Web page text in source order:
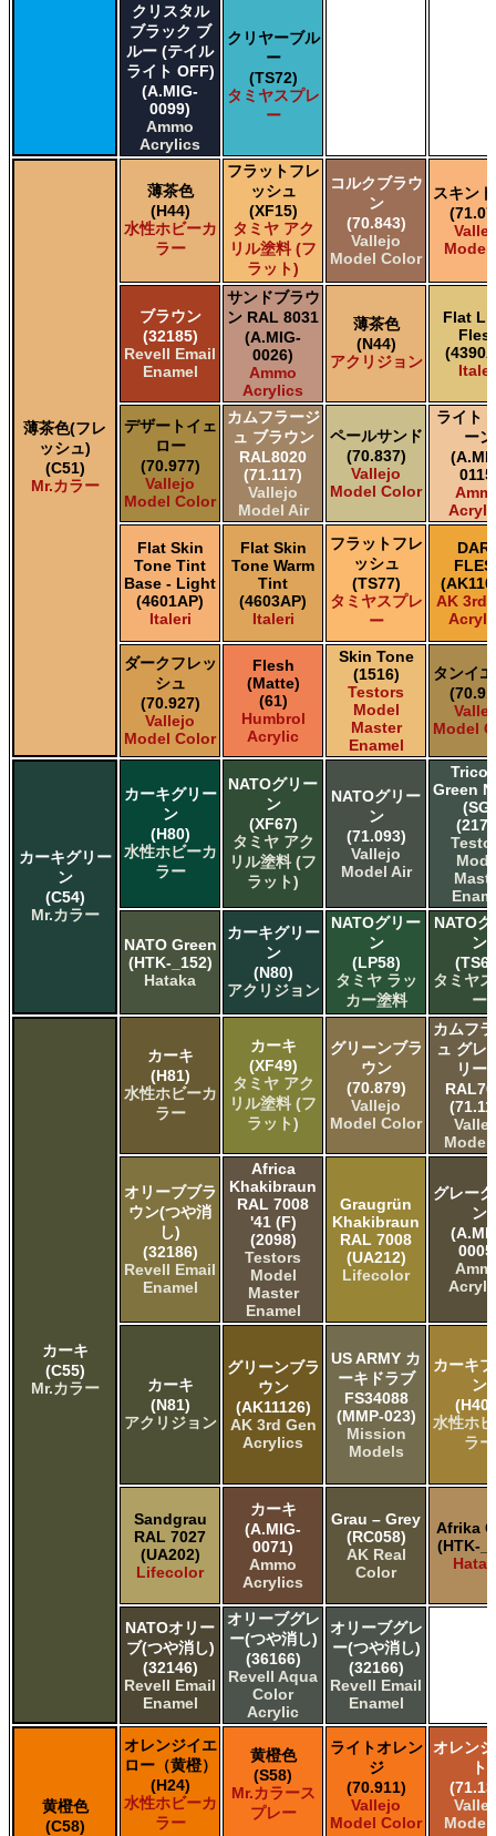
クリスタル
ブラック ブ
ルー (テイル
ライト OFF)
(A.MIG-
0099)
Ammo
Acrylics
クリヤーブル
ー
(TS72)
タミヤスプレ
ー
薄茶色(フレ
ッシュ)
(C51)
Mr.カラー
薄茶色
(H44)
水性ホビーカ
ラー
フラットフレ
ッシュ
(XF15)
タミヤ アク
リル塗料 (フ
ラット)
コルクブラウ
ン
(70.843)
Vallejo
Model Color
スキン
Model
ブラウン
(32185)
Revell Email
Enamel
サンドブラウ
ン RAL 8031
(A.MIG-
0026)
Ammo
Acrylics
薄茶色
(N44)
アクリジョン
Flat
デザートイェ
ロー
(70.977)
Vallejo
Model Color
カムフラージ
ュ ブラウン
RAL8020
(71.117)
Vallejo
Model Air
ペールサンド
(70.837)
Vallejo
Model Color
ライト
ーン
Flat Skin
Tone Tint
Base - Light
(4601AP)
Italeri
Flat Skin
Tone Warm
Tint
(4603AP)
Italeri
フラットフレ
ッシュ
(TS77)
タミヤスプレ
ー
AK 3rd
ダークフレッ
シュ
(70.927)
Vallejo
Model Color
Flesh
(Matte)
(61)
Humbrol
Acrylic
Skin Tone
(1516)
Testors
Model
Master
Enamel
タンイ
Model
カーキグリー
ン
(C54)
Mr.カラー
カーキグリー
ン
(H80)
水性ホビーカ
ラー
NATOグリー
ン
(XF67)
タミヤ アク
リル塗料 (フ
ラット)
NATOグリー
ン
(71.093)
Vallejo
Model Air
Green
(SG)
NATO Green
(HTK-_152)
Hataka
カーキグリー
ン
(N80)
アクリジョン
NATOグリー
ン
(LP58)
タミヤ ラッ
カー塗料
NATO
ン
タミヤ
ー
カーキ
(C55)
Mr.カラー
カーキ
(H81)
水性ホビーカ
ラー
カーキ
(XF49)
タミヤ アク
リル塗料 (フ
ラット)
グリーンブラ
ウン
(70.879)
Vallejo
Model Color
カムフ
ュ グレ
リー
Model
オリーブブラ
ウン(つや消
し)
(32186)
Revell Email
Enamel
Africa
Khakibraun
RAL 7008
'41 (F)
(2098)
Testors
Model
Master
Enamel
Graugrün
Khakibraun
RAL 7008
(UA212)
Lifecolor
グレー
ン
カーキ
(N81)
アクリジョン
グリーンブラ
ウン
(AK11126)
AK 3rd Gen
Acrylics
US ARMY カ
ーキドラブ
FS34088
(MMP-023)
Mission
Models
カーキ
ン
水性ホ
ラー
Sandgrau
RAL 7027
(UA202)
Lifecolor
カーキ
(A.MIG-
0071)
Ammo
Acrylics
Grau – Grey
(RC058)
AK Real
Color
Afrika
(HTK-
NATOオリー
ブ(つや消し)
(32146)
Revell Email
Enamel
オリーブグレ
ー(つや消し)
(36166)
Revell Aqua
Color
Acrylic
オリーブグレ
ー(つや消し)
(32166)
Revell Email
Enamel
黄橙色
(C58)
オレンジイエ
ロー（黄橙）
(H24)
水性ホビーカ
ラー
黄橙色
(S58)
Mr.カラース
プレー
ライトオレン
ジ
(70.911)
Vallejo
Model Color
オレン
ト
Model